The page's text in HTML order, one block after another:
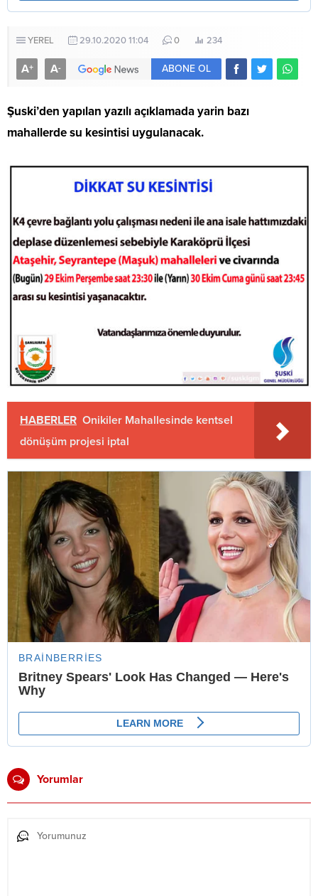
YEREL 29.10.2020 11:04 0 234
A+ A- ABONE OL
Şuski’den yapılan yazılı açıklamada yarin bazı
mahallerde su kesintisi uygulanacak.
HABERLER Onikiler Mahallesinde kentsel
dönüşüm projesi iptal
Yorumlar